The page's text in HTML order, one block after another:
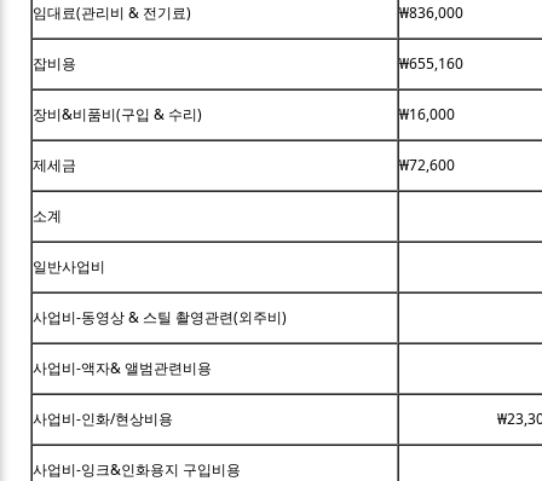
임대료(관리비 & 전기료) ₩836,000
잡비용 ₩655,160
장비&비품비(구입 & 수리) ₩16,000
제세금 ₩72,600
소계
일반사업비
사업비-동영상 & 스틸 촬영관련(외주비)
사업비-액자& 앨범관련비용
사업비-인화/현상비용
사업비-잉크&인화용지 구입비용